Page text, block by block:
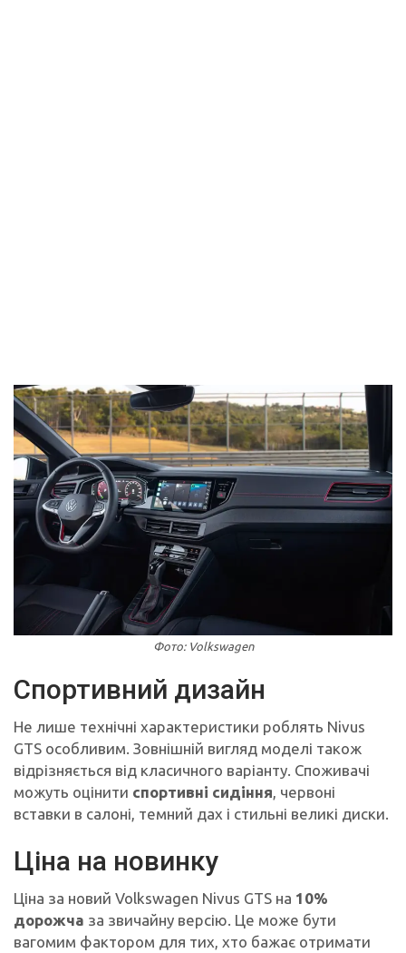
Фото: Volkswagen
Спортивний дизайн
Не лише технічні характеристики роблять Nivus
GTS особливим. Зовнішній вигляд моделі також
відрізняється від класичного варіанту. Споживачі
можуть оцінити спортивні сидіння, червоні
вставки в салоні, темний дах і стильні великі диски.
Ціна на новинку
Ціна за новий Volkswagen Nivus GTS на 10%
дорожча за звичайну версію. Це може бути
вагомим фактором для тих, хто бажає отримати